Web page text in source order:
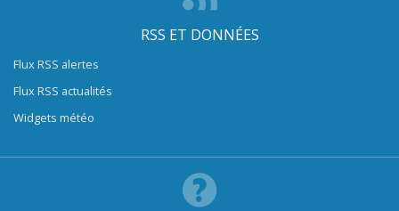
RSS ET DONNÉES
Flux RSS alertes
Flux RSS actualités
Widgets météo